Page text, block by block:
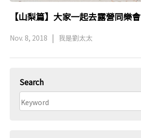
【山梨篇】大家一起去露營同樂會
Nov. 8, 2018 我是劉太太
Search